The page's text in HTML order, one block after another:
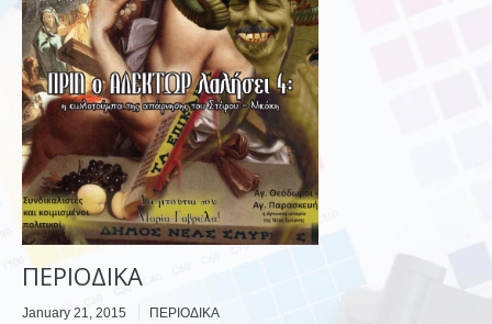
ΠΕΡΙΟΔΙΚΑ
January 21, 2015 ΠΕΡΙΟΔΙΚΑ